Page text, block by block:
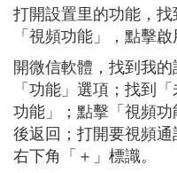
打開設置里的功能，
「視頻功能」，點擊
開微信軟體，找到我
「功能」選項；找到
功能」；點擊「視頻
後返回；打開要視頻
右下角「＋」標識。